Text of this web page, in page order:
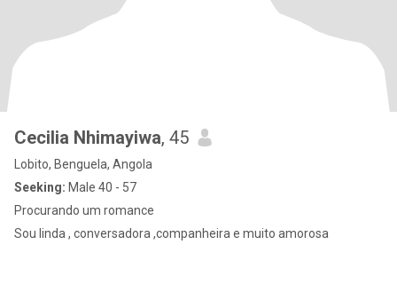
Cecilia Nhimayiwa, 45
Lobito, Benguela, Angola
Seeking: Male 40 - 57
Procurando um romance
Sou linda , conversadora ,companheira e muito amorosa